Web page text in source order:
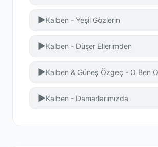
▶Kalben - Yeşil Gözlerin
▶Kalben - Düşer Ellerimden
▶Kalben & Güneş Özgeç - O Ben
▶Kalben - Damarlarımızda